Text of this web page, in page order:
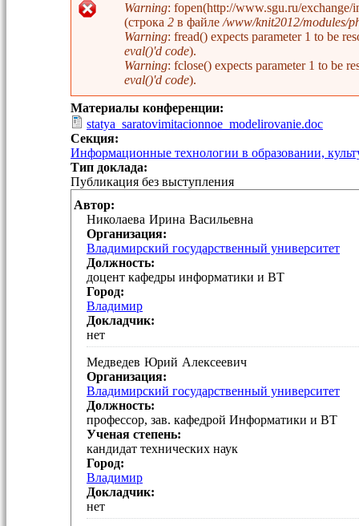
Сообщение об ошибке
Warning: fopen(http://www.sgu.ru/
(строка 2 в файле/www/knit2012/modules/
Warning: fread() expects parameter 1 to be
eval()'d code).
Warning: fclose() expects parameter 1 to be
eval()'d code).
Материалы конференции:
statya_saratovimitacionnoe_modelirovanie.doc
Секция:
Информационные технологии в образовании,
Тип доклада:
Публикация без выступления
Автор:
Николаева Ирина Васильевна
Организация:
Владимирский государственный университет
Должность:
доцент кафедры информатики и ВТ
Город:
Владимир
Докладчик:
нет
Медведев Юрий Алексеевич
Организация:
Владимирский государственный университет
Должность:
профессор, зав. кафедрой Информатики и ВТ
Ученая степень:
кандидат технических наук
Город:
Владимир
Докладчик:
нет